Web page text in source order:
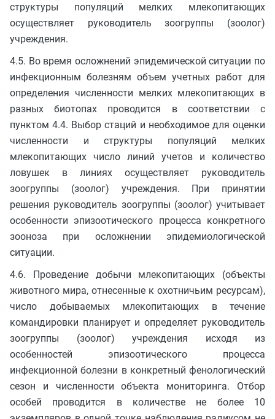
структуры популяций мелких млекопитающих
осуществляет руководитель зоогруппы (зоолог)
учреждения.
4.5. Во время осложнений эпидемической ситуации по
инфекционным болезням объем учетных работ для
определения численности мелких млекопитающих в
разных биотопах проводится в соответствии с
пунктом 4.4. Выбор стаций и необходимое для оценки
численности и структуры популяций мелких
млекопитающих число линий учетов и количество
ловушек в линиях осуществляет руководитель
зоогруппы (зоолог) учреждения. При принятии
решения руководитель зоогруппы (зоолог) учитывает
особенности эпизоотического процесса конкретного
зооноза при осложнении эпидемиологической
ситуации.
4.6. Проведение добычи млекопитающих (объекты
животного мира, отнесенные к охотничьим ресурсам),
число добываемых млекопитающих в течение
командировки планирует и определяет руководитель
зоогруппы (зоолог) учреждения исходя из
особенностей эпизоотического процесса
инфекционной болезни в конкретный фенологический
сезон и численности объекта мониторинга. Отбор
особей проводится в количестве не более 10